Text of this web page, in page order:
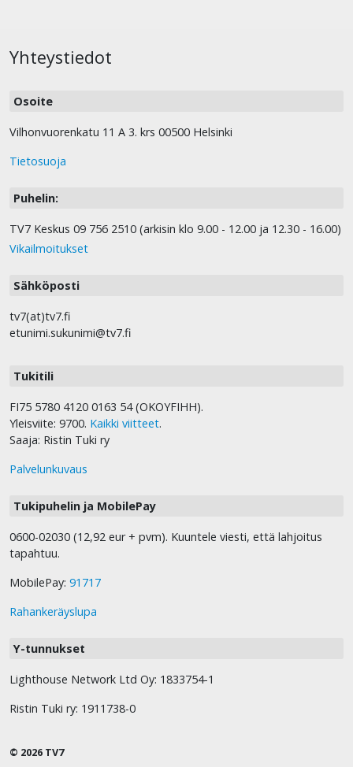
Yhteystiedot
Osoite
Vilhonvuorenkatu 11 A 3. krs 00500 Helsinki
Tietosuoja
Puhelin:
TV7 Keskus 09 756 2510 (arkisin klo 9.00 - 12.00 ja 12.30 - 16.00)
Vikailmoitukset
Sähköposti
tv7(at)tv7.fi
etunimi.sukunimi@tv7.fi
Tukitili
FI75 5780 4120 0163 54 (OKOYFIHH).
Yleisviite: 9700. Kaikki viitteet.
Saaja: Ristin Tuki ry
Palvelunkuvaus
Tukipuhelin ja MobilePay
0600-02030 (12,92 eur + pvm). Kuuntele viesti, että lahjoitus
tapahtuu.
MobilePay: 91717
Rahankeräyslupa
Y-tunnukset
Lighthouse Network Ltd Oy: 1833754-1
Ristin Tuki ry: 1911738-0
© 2026 TV7